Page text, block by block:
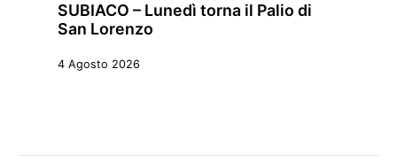
SUBIACO – Lunedì torna il Palio di
San Lorenzo
4 Agosto 2026